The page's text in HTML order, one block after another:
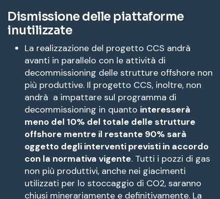
Dismissione delle piattaforme
inutilizzate
La realizzazione del progetto CCS andrà
avanti in parallelo con le attività di
decommissioning delle strutture offshore non
più produttive. Il progetto CCS, inoltre, non
andrà a impattare sul programma di
decommissioning in quanto interesserà
meno del 10% del totale delle strutture
offshore mentre il restante 90% sarà
oggetto degli interventi previsti in accordo
con la normativa vigente. Tutti i pozzi di gas
non più produttivi, anche nei giacimenti
utilizzati per lo stoccaggio di CO2, saranno
chiusi minerariamente e definitivamente. La